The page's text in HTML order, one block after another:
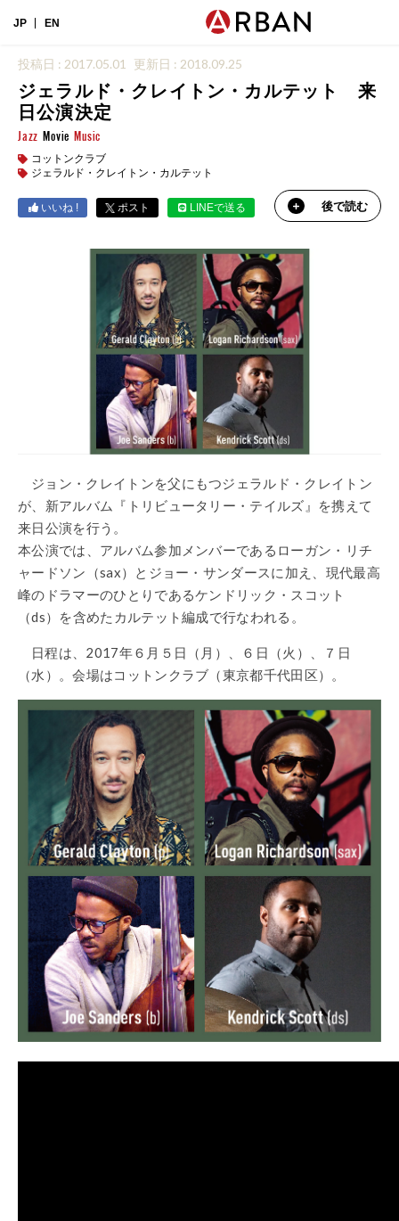
JP EN
投稿日 : 2017.05.01 更新日 : 2018.09.25
ジェラルド・クレイトン・カルテット 来
日公演決定
Jazz Movie Music
コットンクラブ
ジェラルド・クレイトン・カルテット
いいね ! ポスト LINEで送る 後で読む
ジョン・クレイトンを父にもつジェラルド・クレイトン
が、新アルバム『トリビュータリー・テイルズ』を携えて
来日公演を行う。
本公演では、アルバム参加メンバーであるローガン・リチ
ャードソン（sax）とジョー・サンダースに加え、現代最高
峰のドラマーのひとりであるケンドリック・スコット
（ds）を含めたカルテット編成で行なわれる。
日程は、2017年６月５日（月）、６日（火）、７日
（水）。会場はコットンクラブ（東京都千代田区）。